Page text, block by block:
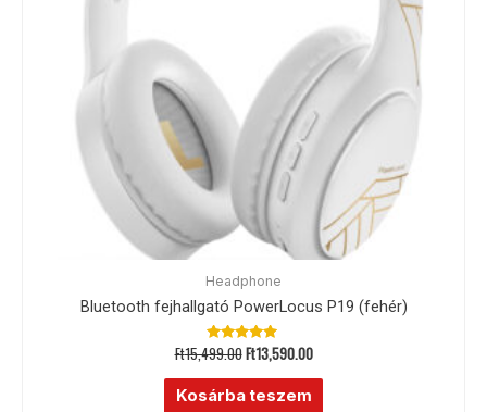
Headphone
Bluetooth fejhallgató PowerLocus P19 (fehér)
Értékelés:
5.00
/ 5
Ft15,499.00Ft13,590.00
Kosárba teszem